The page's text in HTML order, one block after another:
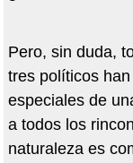
Pero, sin duda,
tres políticos
especiales de
a todos los
naturaleza es